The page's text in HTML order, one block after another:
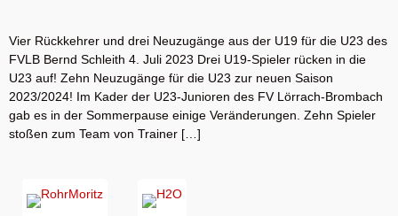
Vier Rückkehrer und drei Neuzugänge aus der U19 für die U23 des
FVLB Bernd Schleith 4. Juli 2023 Drei U19-Spieler rücken in die
U23 auf! Zehn Neuzugänge für die U23 zur neuen Saison
2023/2024! Im Kader der U23-Junioren des FV Lörrach-Brombach
gab es in der Sommerpause einige Veränderungen. Zehn Spieler
stoßen zum Team von Trainer […]